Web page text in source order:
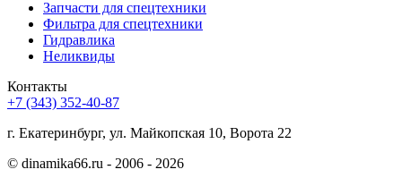
Запчасти для спецтехники
Фильтра для спецтехники
Гидравлика
Неликвиды
Контакты
+7 (343) 352-40-87
г. Екатеринбург, ул. Майкопская 10, Ворота 22
© dinamika66.ru - 2006 - 2026